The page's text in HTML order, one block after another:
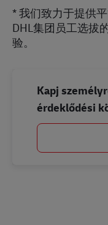
* 我们致力于提供
DHL集团员工选拔
验。
Kapj
érdeklődési